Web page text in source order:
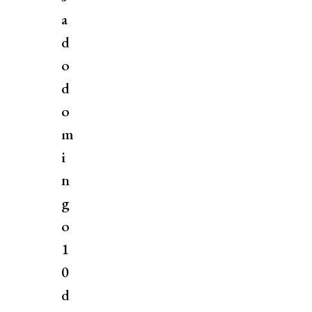
a
d
o
d
o
m
i
n
g
o
1
0
d